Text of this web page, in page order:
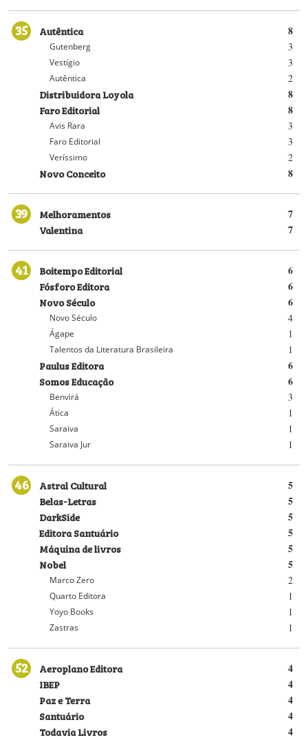
35 8
Autêntica
3
Gutenberg
3
Vestígio
2
Autêntica
8
Distribuidora Loyola
8
Faro Editorial
3
Avis Rara
3
Faro Editorial
2
Veríssimo
8
Novo Conceito
39 7
Melhoramentos
7
Valentina
41 6
Boitempo Editorial
6
Fósforo Editora
6
Novo Século
4
Novo Século
1
Ágape
1
Talentos da Literatura Brasileira
6
Paulus Editora
6
Somos Educação
3
Benvirá
1
Ática
1
Saraiva
1
Saraiva Jur
46 5
Astral Cultural
5
Belas-Letras
5
DarkSide
5
Editora Santuário
5
Máquina de livros
5
Nobel
2
Marco Zero
1
Quarto Editora
1
Yoyo Books
1
Zastras
52 4
Aeroplano Editora
4
IBEP
4
Paz e Terra
4
Santuário
4
Todavia Livros